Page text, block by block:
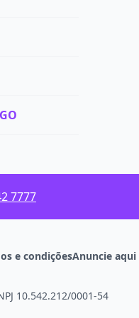
7777
e condiçõesAnuncie aqui
10.542.212/0001-54